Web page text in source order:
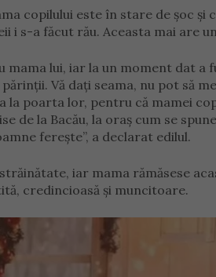
copilului este în stare de șoc și
i s-a făcut rău. Aceasta mai are
mama lui, iar la un moment dat a
Vă dați seama, nu pot să
la poarta lor, pentru că mamei
de la Bacău, la oraș cum se
ferește”, a declarat edilul.
iar mama rămăsese
credincioasă și muncitoare.